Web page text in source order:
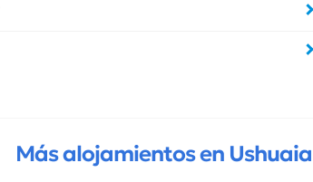
Más alojamientos en Ushuaia